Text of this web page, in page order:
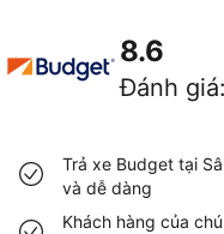
8.6
Đánh giá:
Trả xe Budget tại
và dễ dàng
Khách hàng của